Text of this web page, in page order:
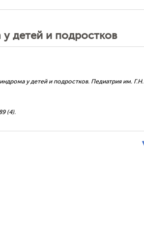
детей и подростков
у детей и подростков. Педиатрия им. Г.Н.
(4).